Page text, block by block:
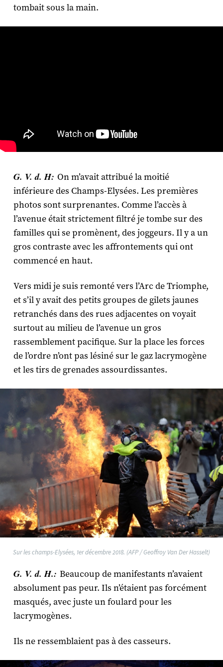
tombait sous la main.
G. V. d. H: On m’avait attribué la moitié
inférieure des Champs-Elysées. Les premières
photos sont surprenantes. Comme l’accès à
l’avenue était strictement filtré je tombe sur des
familles qui se promènent, des joggeurs. Il y a un
gros contraste avec les affrontements qui ont
commencé en haut.
Vers midi je suis remonté vers l’Arc de Triomphe,
et s’il y avait des petits groupes de gilets jaunes
retranchés dans des rues adjacentes on voyait
surtout au milieu de l’avenue un gros
rassemblement pacifique. Sur la place les forces
de l’ordre n’ont pas lésiné sur le gaz lacrymogène
et les tirs de grenades assourdissantes.
Sur les champs-Elysées, 1er décembre 2018. (AFP / Geoffroy Van Der Hasselt)
G. V. d. H.: Beaucoup de manifestants n’avaient
absolument pas peur. Ils n’étaient pas forcément
masqués, avec juste un foulard pour les
lacrymogènes.
Ils ne ressemblaient pas à des casseurs.